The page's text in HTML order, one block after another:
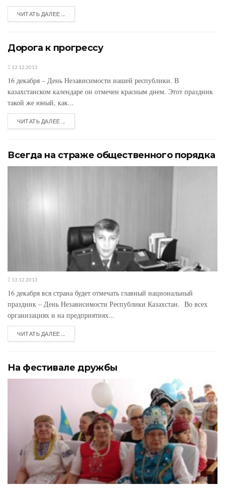
ЧИТАТЬ ДАЛЕЕ ...
Дорога к прогрессу
13.12.2013
16 декабря – День Независимости нашей республики. В
казахстанском календаре он отмечен красным днем. Этот праздник
такой же юный, как...
ЧИТАТЬ ДАЛЕЕ ...
Всегда на страже общественного порядка
13.12.2013
16 декабря вся страна будет отмечать главный национальный
праздник – День Независимости Республики Казахстан. Во всех
организациях и на предприятиях...
ЧИТАТЬ ДАЛЕЕ ...
На фестивале дружбы